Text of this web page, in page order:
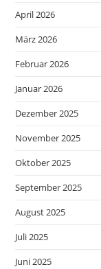
April 2026
März 2026
Februar 2026
Januar 2026
Dezember 2025
November 2025
Oktober 2025
September 2025
August 2025
Juli 2025
Juni 2025